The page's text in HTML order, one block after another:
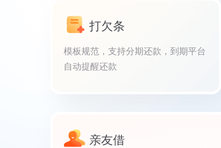
打欠条
模板规范，支持分期还款，到期平台
自动提醒还款
亲友借